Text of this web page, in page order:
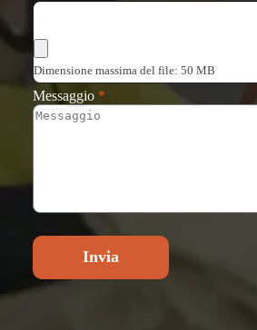
Dimensione massima del file: 50 MB
Messaggio *
Invia